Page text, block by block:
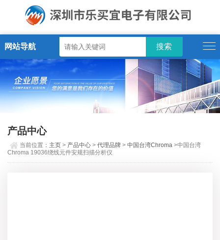
网站导航
产品中心
当前位置： 主页 > 产品中心 >代理品牌 >中国台湾Chroma >中国台湾
Chroma 19036绕线元件安规扫描分析仪